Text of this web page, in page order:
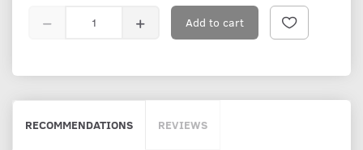
Add to cart
RECOMMENDATIONS REVIEWS